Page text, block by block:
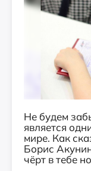
Не будем
является
мире. Как
Борис
чёрт в тебе